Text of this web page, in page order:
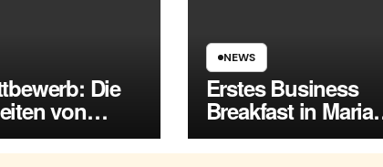
Die
von
NEWS
Erstes Business
Breakfast in Maria
Enzersdorf